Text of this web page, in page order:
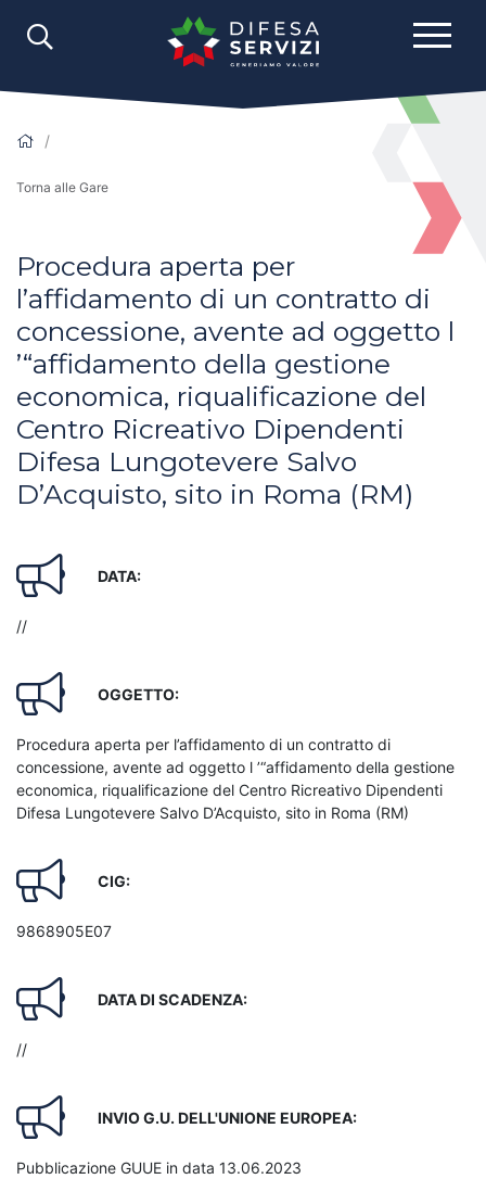
Torna alle Gare
Procedura aperta per
l’affidamento di un contratto di
concessione, avente ad oggetto l
’“affidamento della gestione
economica, riqualificazione del
Centro Ricreativo Dipendenti
Difesa Lungotevere Salvo
D’Acquisto, sito in Roma (RM)
DATA:
//
OGGETTO:
Procedura aperta per l’affidamento di un contratto di
concessione, avente ad oggetto l ’“affidamento della gestione
economica, riqualificazione del Centro Ricreativo Dipendenti
Difesa Lungotevere Salvo D’Acquisto, sito in Roma (RM)
CIG:
9868905E07
DATA DI SCADENZA:
//
INVIO G.U. DELL'UNIONE EUROPEA:
Pubblicazione GUUE in data 13.06.2023